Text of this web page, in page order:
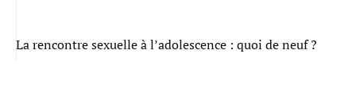
La rencontre sexuelle à l’adolescence : quoi de neuf ?